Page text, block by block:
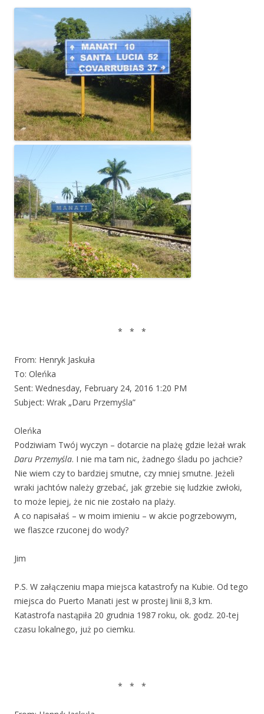
* * *
From: Henryk Jaskuła
To: Oleńka
Sent: Wednesday, February 24, 2016 1:20 PM
Subject: Wrak „Daru Przemyśla”
Oleńka
Podziwiam Twój wyczyn – dotarcie na plażę gdzie leżał wrak
Daru Przemyśla. I nie ma tam nic, żadnego śladu po jachcie?
Nie wiem czy to bardziej smutne, czy mniej smutne. Jeżeli
wraki jachtów należy grzebać, jak grzebie się ludzkie zwłoki,
to może lepiej, że nic nie zostało na plaży.
A co napisałaś – w moim imieniu – w akcie pogrzebowym,
we flaszce rzuconej do wody?
Jim
P.S. W załączeniu mapa miejsca katastrofy na Kubie. Od tego
miejsca do Puerto Manati jest w prostej linii 8,3 km.
Katastrofa nastąpiła 20 grudnia 1987 roku, ok. godz. 20-tej
czasu lokalnego, już po ciemku.
* * *